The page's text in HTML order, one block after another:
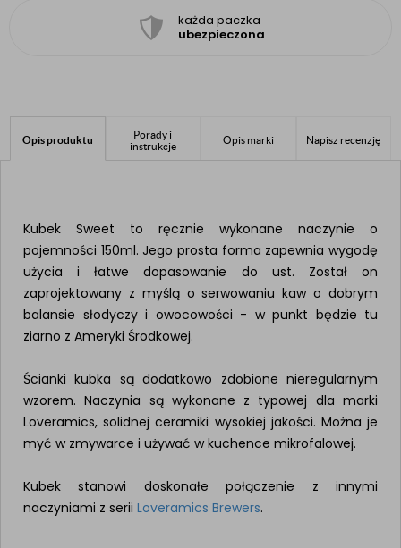
każda paczka
ubezpieczona
Opis produktu
Porady i
instrukcje
Opis marki Napisz recenzję
Kubek Sweet to ręcznie wykonane naczynie o
pojemności 150ml. Jego prosta forma zapewnia wygodę
użycia i łatwe dopasowanie do ust. Został on
zaprojektowany z myślą o serwowaniu kaw o dobrym
balansie słodyczy i owocowości - w punkt będzie tu
ziarno z Ameryki Środkowej.
Ścianki kubka są dodatkowo zdobione nieregularnym
wzorem. Naczynia są wykonane z typowej dla marki
Loveramics, solidnej ceramiki wysokiej jakości. Można je
myć w zmywarce i używać w kuchence mikrofalowej.
Kubek stanowi doskonałe połączenie z innymi
naczyniami z serii Loveramics Brewers.